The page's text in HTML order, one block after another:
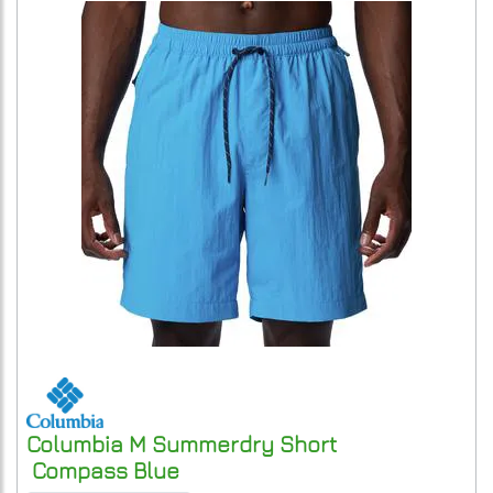
Columbia M Summerdry Short
Compass Blue